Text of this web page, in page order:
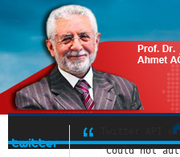
Twitter API
"Could not
Twitter API
"Could not